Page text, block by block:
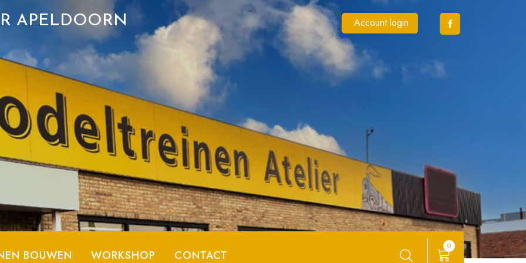
APELDOORN Account login
BOUWEN WORKSHOP CONTACT
0